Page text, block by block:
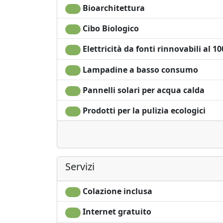
Bioarchitettura
Cibo Biologico
Elettricità da fonti rinnovabili al
Lampadine a basso consumo
Pannelli solari per acqua calda
Prodotti per la pulizia ecologici
Servizi
Colazione inclusa
Internet gratuito